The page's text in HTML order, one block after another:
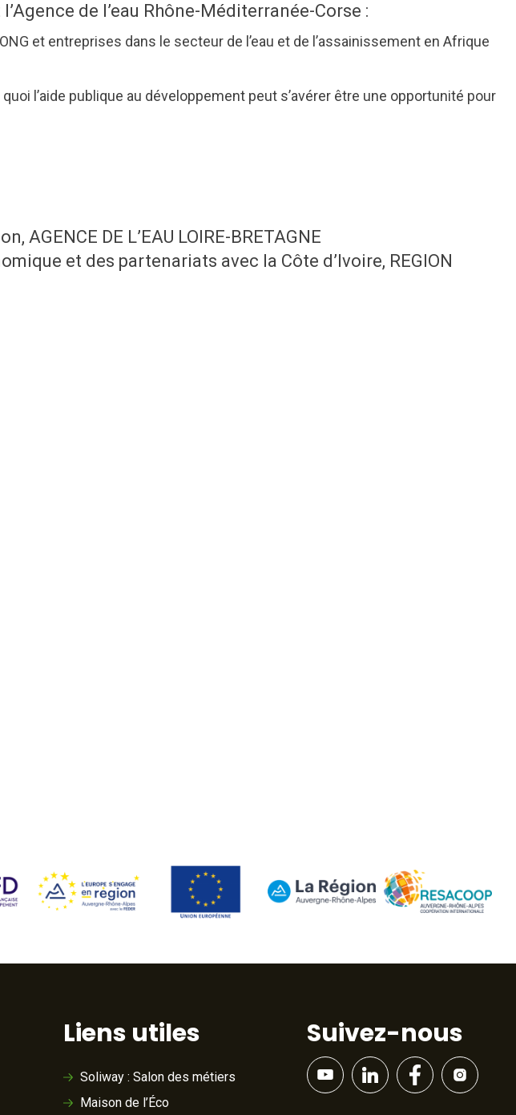
de l’eau Rhône-Méditerranée-Corse :
et entreprises dans le secteur de l’eau et de l’assainissement en Afrique
l’aide publique au développement peut s’avérer être une opportunité pour
DE L’EAU LOIRE-BRETAGNE
et des partenariats avec la Côte d’Ivoire, REGION
Liens utiles
Soliway : Salon des métiers
Maison de l’Éco
Suivez-nous